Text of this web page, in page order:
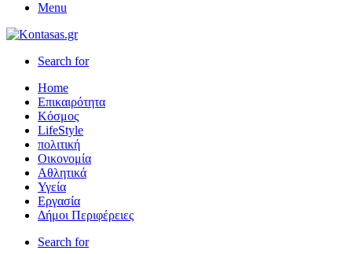
Menu
Search for
Home
Επικαιρότητα
Κόσμος
LifeStyle
πολιτική
Οικονομία
Αθλητικά
Υγεία
Εργασία
Δήμοι Περιφέρειες
Search for